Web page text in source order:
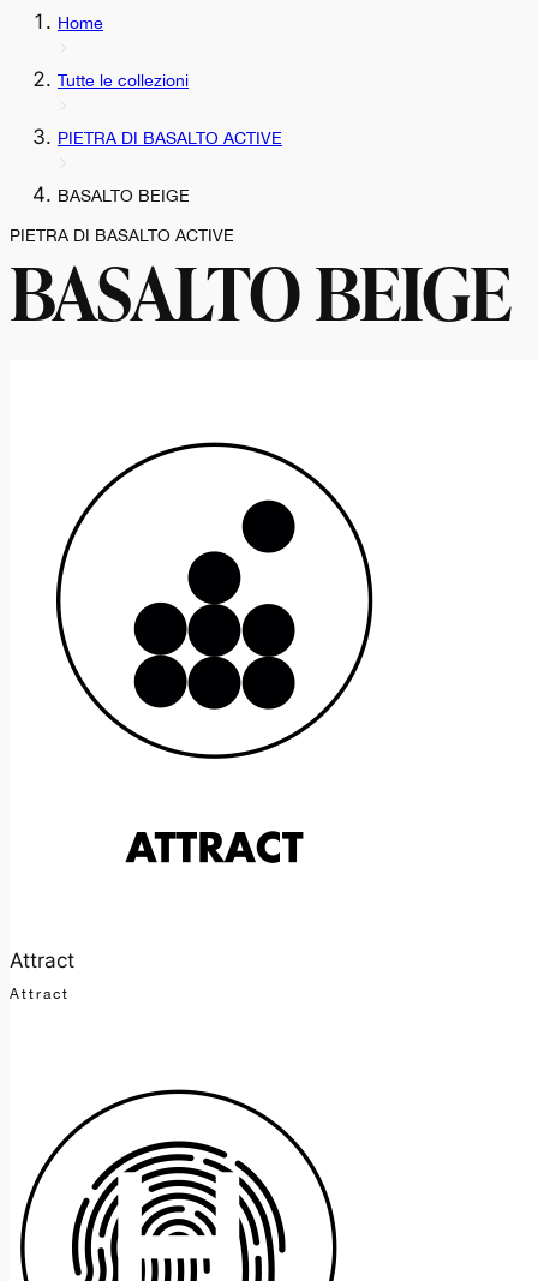
Home
Tutte le collezioni
PIETRA DI BASALTO ACTIVE
BASALTO BEIGE
PIETRA DI BASALTO ACTIVE
BASALTO BEIGE
Attract
Attract